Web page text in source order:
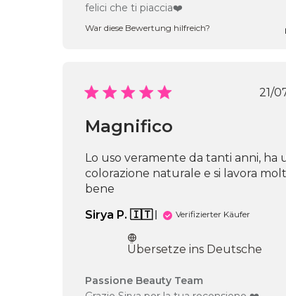
zur
2026
felici che ti piaccia❤️
War diese Bewertung hilfreich?
21/
Magnifico
Lo uso veramente da tanti anni, ha
colorazione naturale e si lavora
bene
Sirya P. 🇮🇹
Verifizierter Käufer
Übersetze ins Deutsche
Kommentare
des
Passione Beauty Team